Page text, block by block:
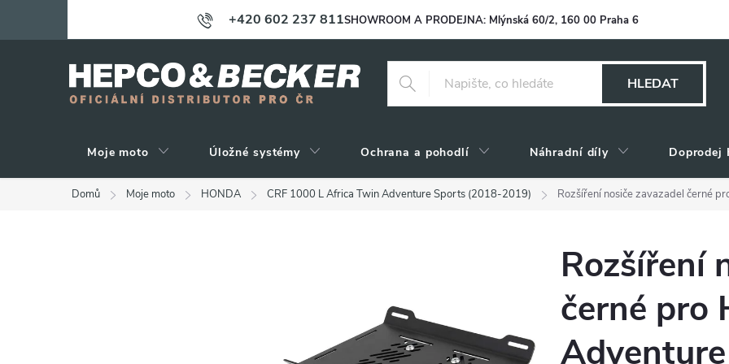
+420 602 237 811SHOWROOM A PRODEJNA: Mlýnská 60/2, 160 00 Praha 6
HLEDAT
Moje moto Úložné systémy Ochrana a pohodlí Náhradní díly Doprodej
Domů Moje moto HONDA CRF 1000 L Africa Twin Adventure Sports (2018-2019) Rozšíření nosiče zavazadel černé
Rozšíření
černé pro